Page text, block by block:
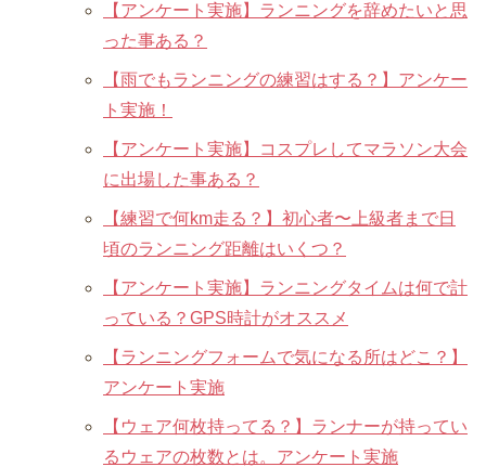
【アンケート実施】ランニングを辞めたいと思
った事ある？
【雨でもランニングの練習はする？】アンケー
ト実施！
【アンケート実施】コスプレしてマラソン大会
に出場した事ある？
【練習で何km走る？】初心者〜上級者まで日
頃のランニング距離はいくつ？
【アンケート実施】ランニングタイムは何で計
っている？GPS時計がオススメ
【ランニングフォームで気になる所はどこ？】
アンケート実施
【ウェア何枚持ってる？】ランナーが持ってい
るウェアの枚数とは。アンケート実施